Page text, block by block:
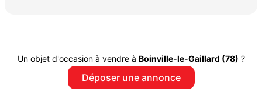
Un objet d'occasion à vendre à Boinville-le-Gaillard (78) ?
Déposer une annonce